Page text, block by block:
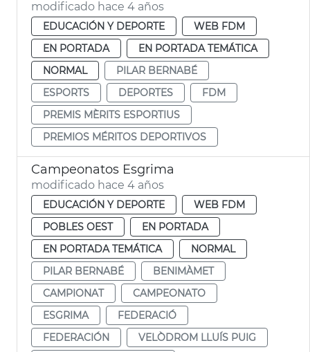
modificado hace 4 años
EDUCACIÓN Y DEPORTE
WEB FDM
EN PORTADA
EN PORTADA TEMÁTICA
NORMAL
PILAR BERNABÉ
ESPORTS
DEPORTES
FDM
PREMIS MÈRITS ESPORTIUS
PREMIOS MÉRITOS DEPORTIVOS
Campeonatos Esgrima
modificado hace 4 años
EDUCACIÓN Y DEPORTE
WEB FDM
POBLES OEST
EN PORTADA
EN PORTADA TEMÁTICA
NORMAL
PILAR BERNABÉ
BENIMÀMET
CAMPIONAT
CAMPEONATO
ESGRIMA
FEDERACIÓ
FEDERACIÓN
VELÒDROM LLUÍS PUIG